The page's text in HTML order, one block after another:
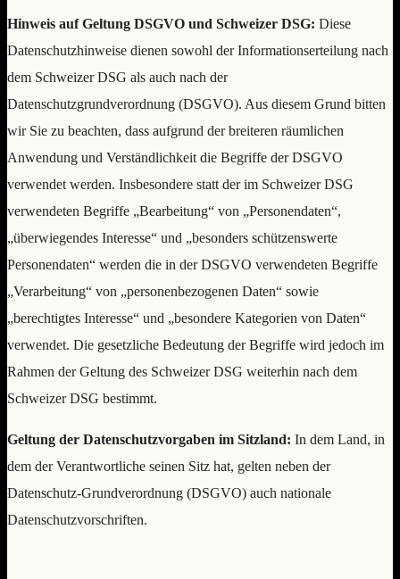
Hinweis auf Geltung DSGVO und Schweizer DSG: Diese
Datenschutzhinweise dienen sowohl der Informationserteilung nach
dem Schweizer DSG als auch nach der
Datenschutzgrundverordnung (DSGVO). Aus diesem Grund bitten
wir Sie zu beachten, dass aufgrund der breiteren räumlichen
Anwendung und Verständlichkeit die Begriffe der DSGVO
verwendet werden. Insbesondere statt der im Schweizer DSG
verwendeten Begriffe „Bearbeitung“ von „Personendaten“,
„überwiegendes Interesse“ und „besonders schützenswerte
Personendaten“ werden die in der DSGVO verwendeten Begriffe
„Verarbeitung“ von „personenbezogenen Daten“ sowie
„berechtigtes Interesse“ und „besondere Kategorien von Daten“
verwendet. Die gesetzliche Bedeutung der Begriffe wird jedoch im
Rahmen der Geltung des Schweizer DSG weiterhin nach dem
Schweizer DSG bestimmt.
Geltung der Datenschutzvorgaben im Sitzland: In dem Land, in
dem der Verantwortliche seinen Sitz hat, gelten neben der
Datenschutz-Grundverordnung (DSGVO) auch nationale
Datenschutzvorschriften.